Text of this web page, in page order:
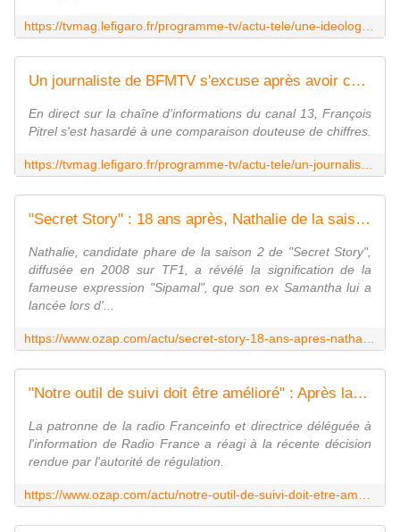
Un journaliste de BFMTV s'excuse après avoir comparé les morts de la canicule avec les victimes du Bataclan
En direct sur la chaîne d'informations du canal 13, François
Pitrel s'est hasardé à une comparaison douteuse de chiffres.
"Secret Story" : 18 ans après, Nathalie de la saison 2 révèle enfin ce que voulait dire "Sipamal"
Nathalie, candidate phare de la saison 2 de "Secret Story",
diffusée en 2008 sur TF1, a révélé la signification de la
fameuse expression "Sipamal", que son ex Samantha lui a
lancée lors d'...
"Notre outil de suivi doit être amélioré" : Après la mise en demeure de Radio France par l'Arcom, Agnès Vahramian affirme prendre cet avis "très au sérieux"
La patronne de la radio Franceinfo et directrice déléguée à
l'information de Radio France a réagi à la récente décision
rendue par l'autorité de régulation.